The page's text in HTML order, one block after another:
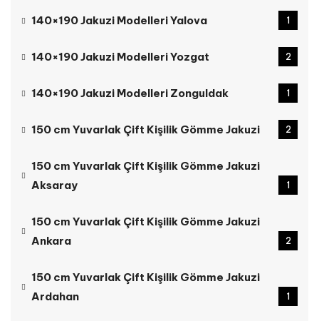
140×190 Jakuzi Modelleri Yalova 1
140×190 Jakuzi Modelleri Yozgat 2
140×190 Jakuzi Modelleri Zonguldak 1
150 cm Yuvarlak Çift Kişilik Gömme Jakuzi 2
150 cm Yuvarlak Çift Kişilik Gömme Jakuzi
Aksaray
1
150 cm Yuvarlak Çift Kişilik Gömme Jakuzi
Ankara
2
150 cm Yuvarlak Çift Kişilik Gömme Jakuzi
Ardahan
1